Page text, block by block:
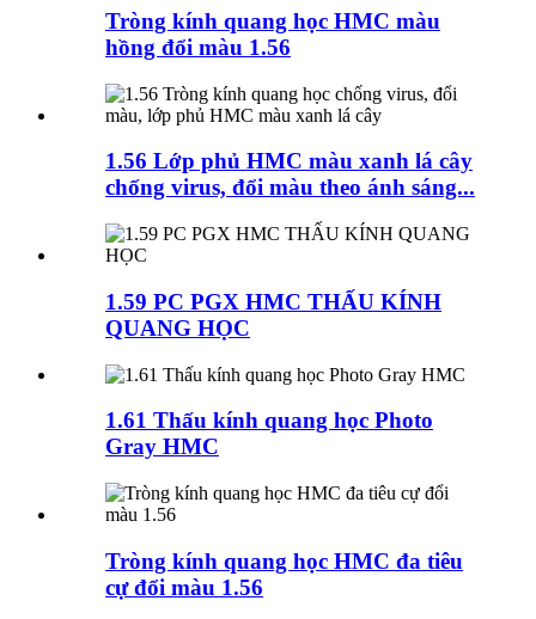
Tròng kính quang học HMC màu
hồng đổi màu 1.56
1.56 Lớp phủ HMC màu xanh lá cây
chống virus, đổi màu theo ánh sáng...
1.59 PC PGX HMC THẤU KÍNH
QUANG HỌC
1.61 Thấu kính quang học Photo
Gray HMC
Tròng kính quang học HMC đa tiêu
cự đổi màu 1.56